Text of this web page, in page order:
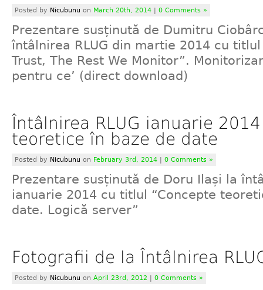
Posted by Nicubunu on March 20th, 2014 | 0 Comments »
Prezentare susținută de Dumitru
întâlnirea RLUG din martie 2014 cu titlul
Trust, The Rest We Monitor”.
pentru ce’ (direct download)
Întâlnirea RLUG ianuarie
teoretice în baze de date
Posted by Nicubunu on February 3rd, 2014 | 0 Comments »
Prezentare susținută de Doru Ilași la
ianuarie 2014 cu titlul “Concepte
date. Logică server”
Fotografii de la Întâlnirea
Posted by Nicubunu on April 23rd, 2012 | 0 Comments »